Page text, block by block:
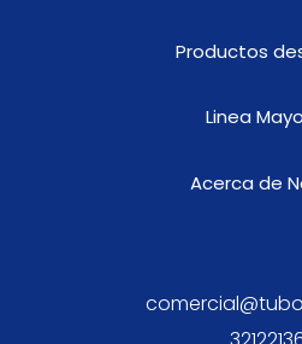
Productos
Linea
Acerca de